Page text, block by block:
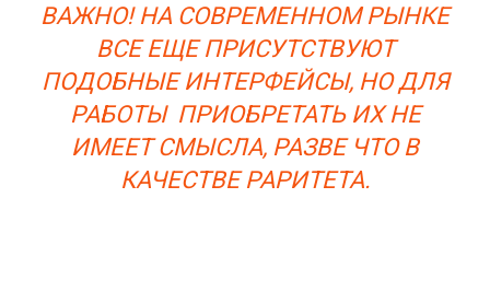
ВАЖНО! НА СОВРЕМЕННОМ РЫНКЕ
ВСЕ ЕЩЕ ПРИСУТСТВУЮТ
ПОДОБНЫЕ ИНТЕРФЕЙСЫ, НО ДЛЯ
РАБОТЫ ПРИОБРЕТАТЬ ИХ НЕ
ИМЕЕТ СМЫСЛА, РАЗВЕ ЧТО В
КАЧЕСТВЕ РАРИТЕТА.